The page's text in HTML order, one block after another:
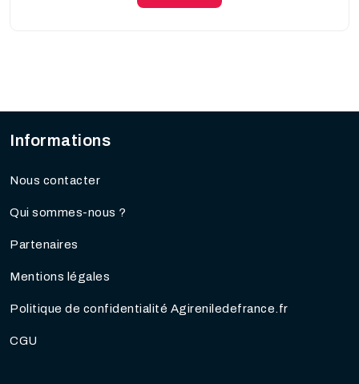
Informations
Nous contacter
Qui sommes-nous ?
Partenaires
Mentions légales
Politique de confidentialité Agireniledefrance.fr
CGU